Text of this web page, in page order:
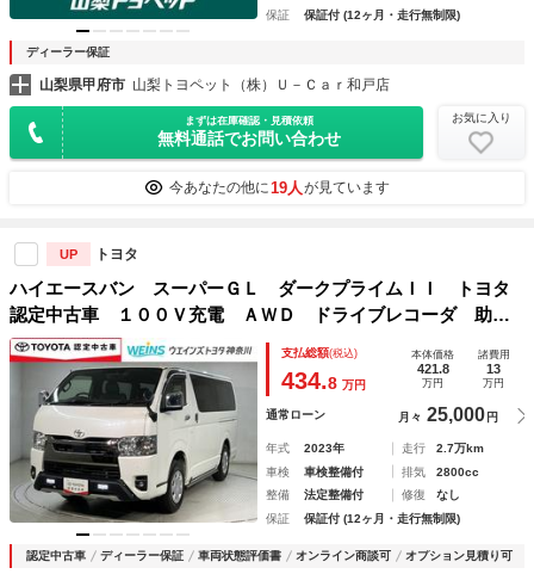
保証
保証付 (12ヶ月・走行無制限)
ディーラー保証
山梨県甲府市 山梨トヨペット（株）Ｕ－Ｃａｒ和戸店
まずは在庫確認・見積依頼
無料通話でお問い合わせ
お気に入り
今あなたの他に 19人 が見ています
UP トヨタ
ハイエースバン スーパーＧＬ ダークプライムＩＩ トヨタ
認定中古車 １００Ｖ充電 ＡＷＤ ドライブレコーダ 助手
席エアバック パワーウィンドウ ＥＳＣ 盗難防止システ
ム ＡＣ ナビ＆ＴＶ 記録簿 スマートエントリー ＥＴＣ
付き ＤＶＤ メモリーナビ
支払総額(税込)
434.8 万円
本体価格
421.8
万円
諸費用
13
万円
通常ローン 月々 25,000 円
年式 2023年 走行
2.7万km
車検
車検整備付 排気
2800cc
整備
法定整備付 修復
なし
保証
保証付 (12ヶ月・走行無制限)
認定中古車 ディーラー保証 車両状態評価書 オンライン商談可 オプション見積り可